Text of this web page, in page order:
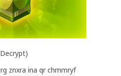
Decrypt)
znxra ina qr chmmryf